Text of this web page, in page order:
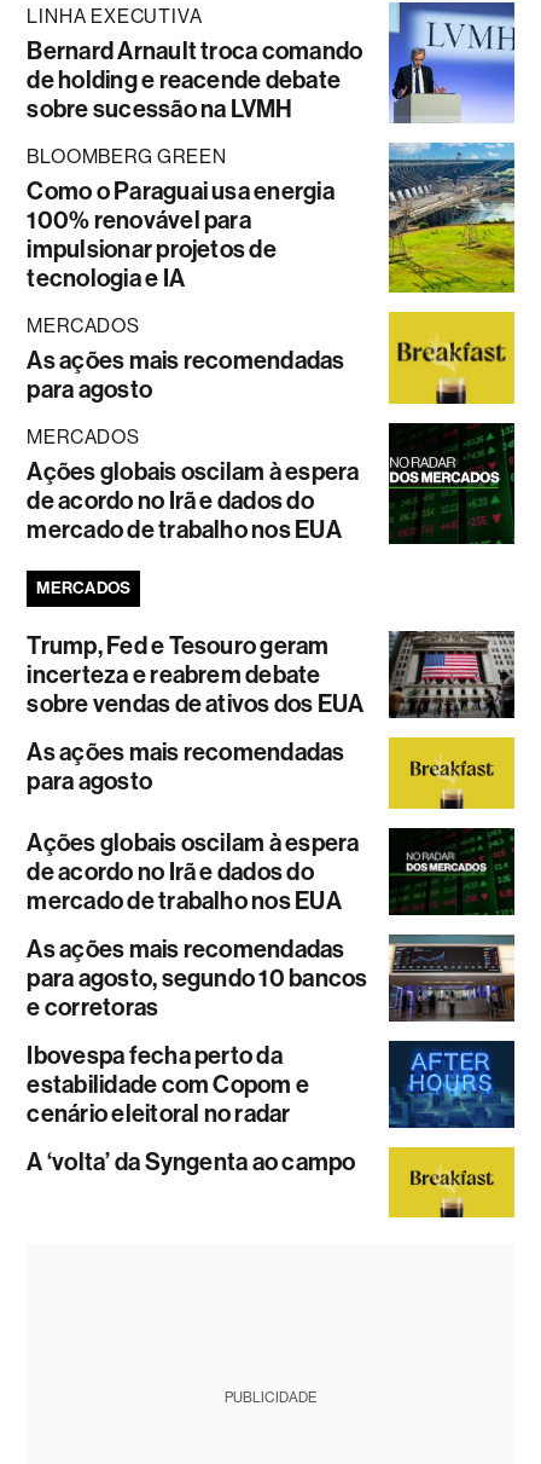
LINHA EXECUTIVA
Bernard Arnault troca comando
de holding e reacende debate
sobre sucessão na LVMH
BLOOMBERG GREEN
Como o Paraguai usa energia
100% renovável para
impulsionar projetos de
tecnologia e IA
MERCADOS
As ações mais recomendadas
para agosto
MERCADOS
Ações globais oscilam à espera
de acordo no Irã e dados do
mercado de trabalho nos EUA
MERCADOS
Trump, Fed e Tesouro geram
incerteza e reabrem debate
sobre vendas de ativos dos EUA
As ações mais recomendadas
para agosto
Ações globais oscilam à espera
de acordo no Irã e dados do
mercado de trabalho nos EUA
As ações mais recomendadas
para agosto, segundo 10 bancos
e corretoras
Ibovespa fecha perto da
estabilidade com Copom e
cenário eleitoral no radar
A ‘volta’ da Syngenta ao campo
PUBLICIDADE